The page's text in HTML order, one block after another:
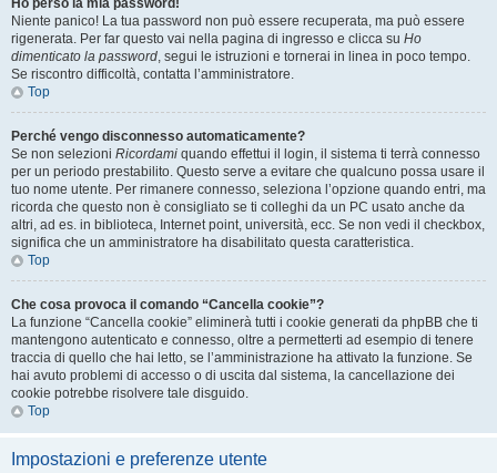
Ho perso la mia password!
Niente panico! La tua password non può essere recuperata, ma può essere
rigenerata. Per far questo vai nella pagina di ingresso e clicca su Ho
dimenticato la password, segui le istruzioni e tornerai in linea in poco tempo.
Se riscontro difficoltà, contatta l’amministratore.
Top
Perché vengo disconnesso automaticamente?
Se non selezioni Ricordami quando effettui il login, il sistema ti terrà connesso
per un periodo prestabilito. Questo serve a evitare che qualcuno possa usare il
tuo nome utente. Per rimanere connesso, seleziona l’opzione quando entri, ma
ricorda che questo non è consigliato se ti colleghi da un PC usato anche da
altri, ad es. in biblioteca, Internet point, università, ecc. Se non vedi il checkbox,
significa che un amministratore ha disabilitato questa caratteristica.
Top
Che cosa provoca il comando “Cancella cookie”?
La funzione “Cancella cookie” eliminerà tutti i cookie generati da phpBB che ti
mantengono autenticato e connesso, oltre a permetterti ad esempio di tenere
traccia di quello che hai letto, se l’amministrazione ha attivato la funzione. Se
hai avuto problemi di accesso o di uscita dal sistema, la cancellazione dei
cookie potrebbe risolvere tale disguido.
Top
Impostazioni e preferenze utente